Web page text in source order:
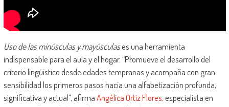
Uso de las minúsculas y mayúsculases una herramienta
indispensable para el aula y el hogar. “Promueve el desarrollo del
criterio lingüístico desde edades tempranas y acompaña con gran
sensibilidad los primeros pasos hacia una alfabetización profunda,
significativa y actual”, afirmaAngélica Ortiz Flores, especialista en